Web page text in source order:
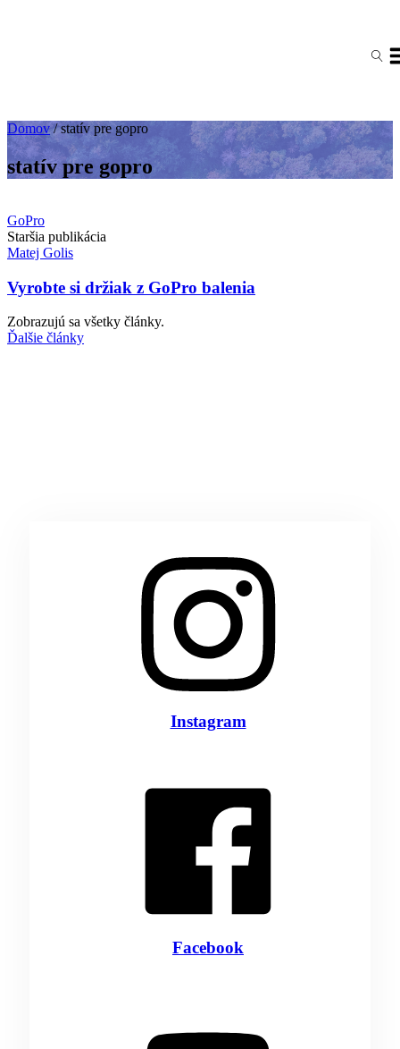
Domov/statív pre gopro
statív pre gopro
GoPro
Staršia publikácia
Matej Golis
Vyrobte si držiak z GoPro balenia
Zobrazujú sa všetky články.
Ďalšie články
Instagram
Facebook